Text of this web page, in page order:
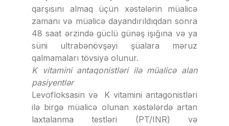
qarşısını almaq üçün xəstələrin müalicə
zamanı və müalicə dayandırıldıqdan sonra
48 saat ərzində güclü günəş işığına və ya
süni ultrabənövşəyi şüalara məruz
qalmamaları tövsiyə olunur.
K vitamini antaqonistləri ilə müalicə alan
pasiyentlər
Levofloksasin və K vitamini antagonistləri
ilə birgə müalicə olunan xəstələrdə artan
laxtalanma testləri (PT/INR) və